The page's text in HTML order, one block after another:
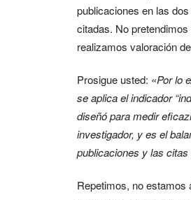
publicaciones en las
citadas. No
realizamos valoración
Prosigue usted: «Por lo
se aplica el indicador
diseñó para medir
investigador, y es el
publicaciones y las citas
Repetimos, no estamos